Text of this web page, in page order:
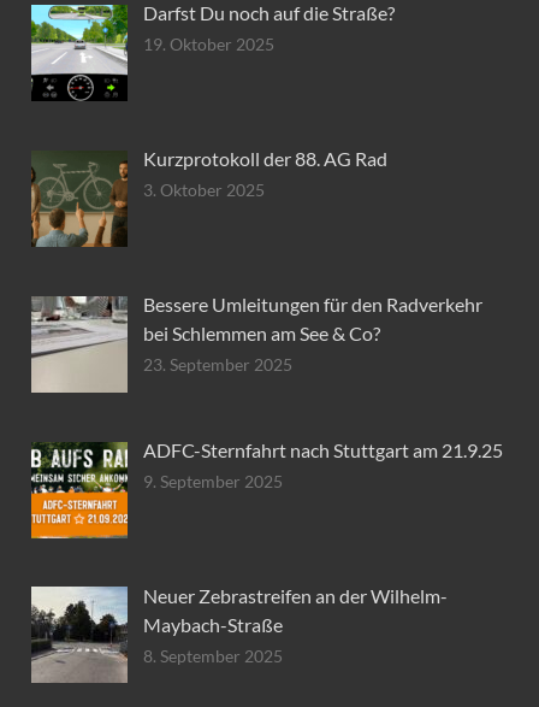
Darfst Du noch auf die Straße?
19. Oktober 2025
Kurzprotokoll der 88. AG Rad
3. Oktober 2025
Bessere Umleitungen für den Radverkehr
bei Schlemmen am See & Co?
23. September 2025
ADFC-Sternfahrt nach Stuttgart am 21.9.25
9. September 2025
Neuer Zebrastreifen an der Wilhelm-
Maybach-Straße
8. September 2025